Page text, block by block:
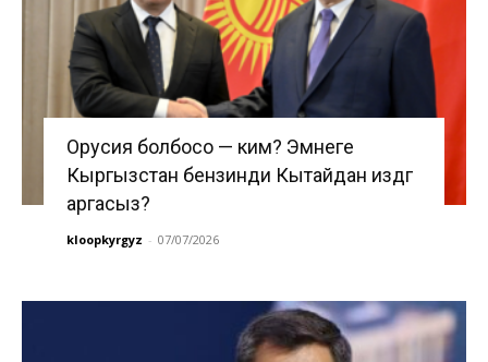
Орусия болбосо — ким? Эмнеге
Кыргызстан бензинди Кытайдан издөөгө
аргасыз?
kloopkyrgyz - 07/07/2026